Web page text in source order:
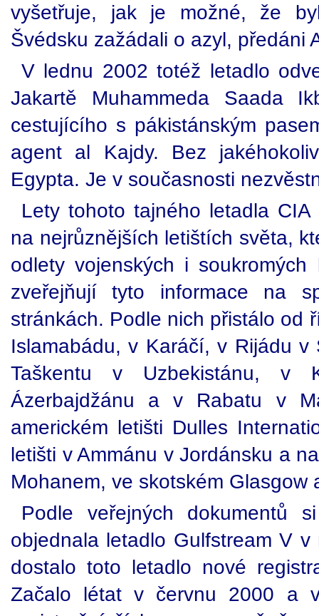
vyšetřuje, jak je možné, že
Švédsku zažádali o azyl, předáni
V lednu 2002 totéž letadlo
Jakartě Muhammeda Saada
cestujícího s pákistánským
agent al Kajdy. Bez
Egypta. Je v současnosti
Lety tohoto tajného letadla
na nejrůznějších letištích světa,
odlety vojenských i
zveřejňují tyto informace na
stránkách. Podle nich přistálo od
Islamabádu, v Karáčí, v Rijádu
Taškentu v Uzbekistánu,
Ázerbajdžánu a v Rabatu v
americkém letišti Dulles
letišti v Ammánu v Jordánsku a
Mohanem, ve skotském Glasgow
Podle veřejných dokumentů
objednala letadlo Gulfstream V
dostalo toto letadlo nové
Začalo létat v červnu 2000 a